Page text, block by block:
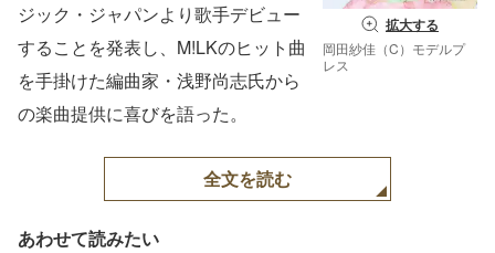
拡大する
岡田紗佳（C）モデルプ
レス
ジック・ジャパンより歌手デビュー
することを発表し、M!LKのヒット曲
を手掛けた編曲家・浅野尚志氏から
の楽曲提供に喜びを語った。
全文を読む
あわせて読みたい